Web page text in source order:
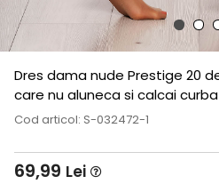
Dres dama nude Prestige 20
care nu aluneca si calcai
Cod articol: S-032472-1
69,99 Lei